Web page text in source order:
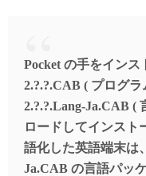
Pocket の手をインス
2.?.?.CAB ( プログ
2.?.?.Lang-Ja.CAB (
ロードしてインスト
語化した英語端末は
Ja.CAB の言語パッ